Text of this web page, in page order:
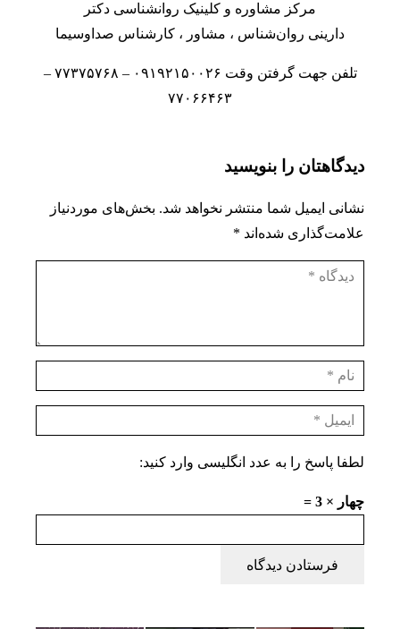
مرکز مشاوره و کلینیک روانشناسی دکتر
دارینی روان‌شناس ، مشاور ، کارشناس صداوسیما
تلفن جهت گرفتن وقت ۰۹۱۹۲۱۵۰۰۲۶ – ۷۷۳۷۵۷۶۸ –
۷۷۰۶۶۴۶۳
دیدگاهتان را بنویسید
نشانی ایمیل شما منتشر نخواهد شد. بخش‌های موردنیاز
علامت‌گذاری شده‌اند *
لطفا پاسخ را به عدد انگلیسی وارد کنید:
چهار × 3 =
فرستادن دیدگاه
اهمیت